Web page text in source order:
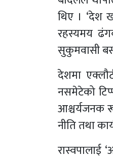
थिए । ‘देश
रहस्यमय
सुकुमवासी
देशमा
नसमेटेको
आश्चर्यजनक
नीति तथा
रास्वपालाई